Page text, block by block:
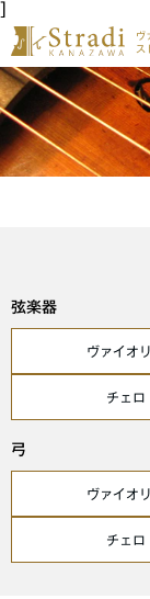
]
ヴ
ス
弦楽器
ヴァイオ
チェロ
弓
ヴァイオ
チェロ